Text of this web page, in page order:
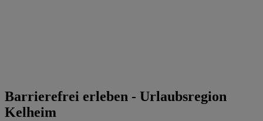
Barrierefrei erleben - Urlaubsregion
Kelheim